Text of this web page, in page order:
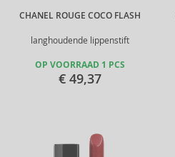
CHANEL ROUGE COCO FLASH
langhoudende lippenstift
OP VOORRAAD 1 PCS
€ 49,37